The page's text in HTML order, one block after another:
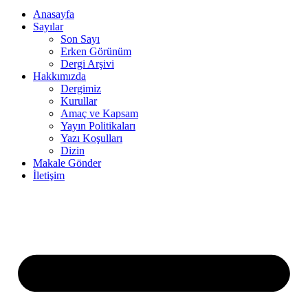
Anasayfa
Sayılar
Son Sayı
Erken Görünüm
Dergi Arşivi
Hakkımızda
Dergimiz
Kurullar
Amaç ve Kapsam
Yayın Politikaları
Yazı Koşulları
Dizin
Makale Gönder
İletişim